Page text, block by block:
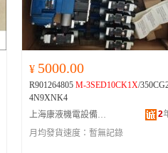
¥ 5000.00
R901264805 M-3SED10CK1X/
4N9XNK4
上海康液機電設備有限公司
2
月均發貨速度： 暫無記錄